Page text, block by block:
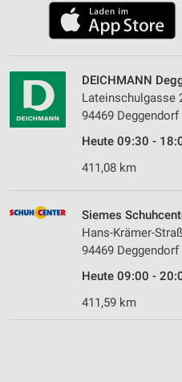
DEICHMANN
Lateinschulgasse
94469 Deggendorf
Heute 09:30 -
411,08 km
Siemes
Hans-Krämer-
94469 Deggendorf
Heute 09:00 -
411,59 km